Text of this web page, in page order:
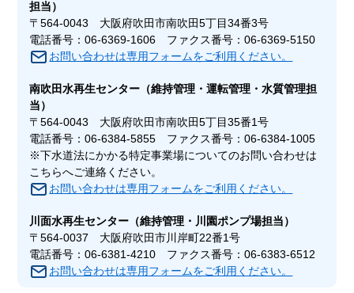
担当）
〒564-0043 大阪府吹田市南吹田5丁目34番3号
電話番号：06-6369-1606 ファクス番号：06-6369-5150
お問い合わせは専用フォームをご利用ください。
南吹田水再生センター （維持管理・運転管理・水質管理担
当）
〒564-0043 大阪府吹田市南吹田5丁目35番1号
電話番号：06-6384-5855 ファクス番号：06-6384-1005
※下水道法にかかる特定事業場についてのお問い合わせは
こちらへご連絡ください。
お問い合わせは専用フォームをご利用ください。
川面水再生センター （維持管理・川園ポンプ場担当）
〒564-0037 大阪府吹田市川岸町22番1号
電話番号：06-6381-4210 ファクス番号：06-6383-6512
お問い合わせは専用フォームをご利用ください。